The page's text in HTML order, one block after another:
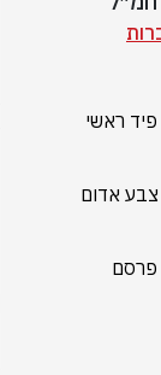
פיד ראשי
צבע אדום
פרסם